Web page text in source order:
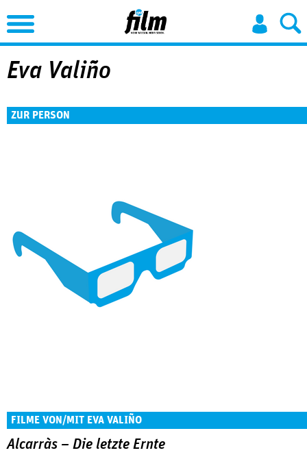
Jump to Navigation
Eva Valiño
ZUR PERSON
FILME VON/MIT EVA VALIÑO
Alcarràs – Die letzte Ernte